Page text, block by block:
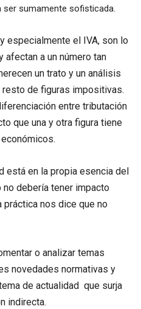
ser sumamente sofisticada.
especialmente el IVA, son lo
a un número tan
un trato y un análisis
de figuras impositivas.
entre tributación
que una y otra figura tiene
está en la propia esencia del
no debería tener impacto
nos dice que no
o analizar temas
novedades normativas y
de actualidad que surja
indirecta.